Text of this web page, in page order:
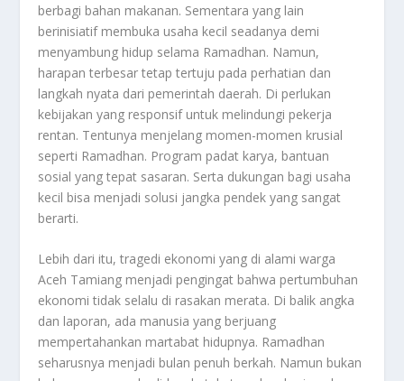
berbagi bahan makanan. Sementara yang lain
berinisiatif membuka usaha kecil seadanya demi
menyambung hidup selama Ramadhan. Namun,
harapan terbesar tetap tertuju pada perhatian dan
langkah nyata dari pemerintah daerah. Di perlukan
kebijakan yang responsif untuk melindungi pekerja
rentan. Tentunya menjelang momen-momen krusial
seperti Ramadhan. Program padat karya, bantuan
sosial yang tepat sasaran. Serta dukungan bagi usaha
kecil bisa menjadi solusi jangka pendek yang sangat
berarti.
Lebih dari itu, tragedi ekonomi yang di alami warga
Aceh Tamiang menjadi pengingat bahwa pertumbuhan
ekonomi tidak selalu di rasakan merata. Di balik angka
dan laporan, ada manusia yang berjuang
mempertahankan martabat hidupnya. Ramadhan
seharusnya menjadi bulan penuh berkah. Namun bukan